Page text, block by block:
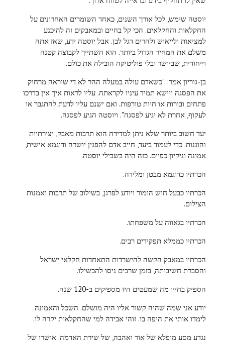
יוסטה שימש, לכל אורך השנים, כאחד השומרים האחרונים על
החקלאות והחקלאים. הכי קל בחיים ובמאבקים זה להיכנע
למציאות ולייאוש ולהרים דגל לבן. אבל יוסטה ידע, שאז אתה
משלם את המחיר הגדול ביותר. הוא השתייך לקבוצה קטנה
וייחודית, שביושר ובלי פוליטיקה הובילה את כולם.
בן-גוריון אמר: "כשאדם עולה במעלה ההר לא די שיראה מרחוק
את הפסגה ויישא תמיד עיניו לקראתה. עליו לראות איך אין בדרכו
פתחים ובורות או חיות טורפות. ואם ישנם עליו לדעת להתגבר או
לעקוף, אחרת לא יגיע לפסגה". ויוסטה הגיע לפסגה.
יעד חשוב ביותר שלא ניתן למדידה הוא תרבות מאבק, יצירתיות
והוגנות. כדי לעמוד ביעד, חייב אדם להפגין יושרה ודוגמא אישית,
אמונה וניקיון כפיים. כזה היה בשבילי יוסטה.
הכרתיו כדוגמא מבטן ומלידה.
הכרתיו כבעל חוש הומור ויודע לפרגן, בשילוב של תרבות ואמנות
הצילום.
הכרתיו בגאווה על משפחתו.
הכרתיו כממלא תפקידים רבים.
הכרתיו במאבק הקשה להישרדות התאחדות חקלאי ישראל
והסברת חשיבותה, בזמן שרבים ניסו להכשילו.
הספיק בחייו מה שמעטים היו מספיקים ב-120 שנה.
יודע אני שמה שהיה קשור אליו היה מושלם. השכל והאמונה
לימדו אותי את היפה בו. זוהי אבידה למי שהחקלאות יקרה לו.
נגדע מסע מופלא של אור ואהבה, של שירת האדמה. אושרו של